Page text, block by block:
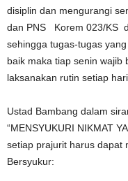
disiplin dan mengurangi
dan PNS Korem 023/KS
sehingga tugas-tugas
baik maka tiap senin wajib
laksanakan rutin setiap
Ustad Bambang dalam
“MENSYUKURI NIKMAT
setiap prajurit harus dapat
Bersyukur: